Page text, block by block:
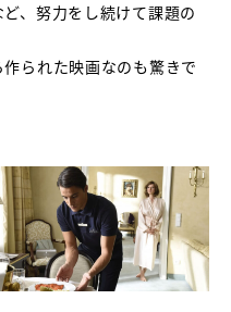
、努力をし続けて課題の
られた映画なのも驚きで